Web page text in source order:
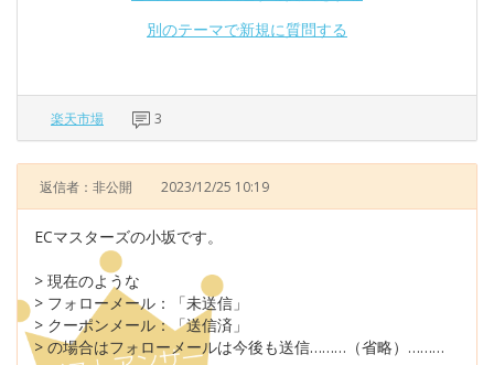
別のテーマで新規に質問する
楽天市場 3
返信者：非公開 2023/12/25 10:19
ECマスターズの小坂です。
> 現在のような
> フォローメール：「未送信」
> クーポンメール：「送信済」
> の場合はフォローメールは今後も送信………（省略）………